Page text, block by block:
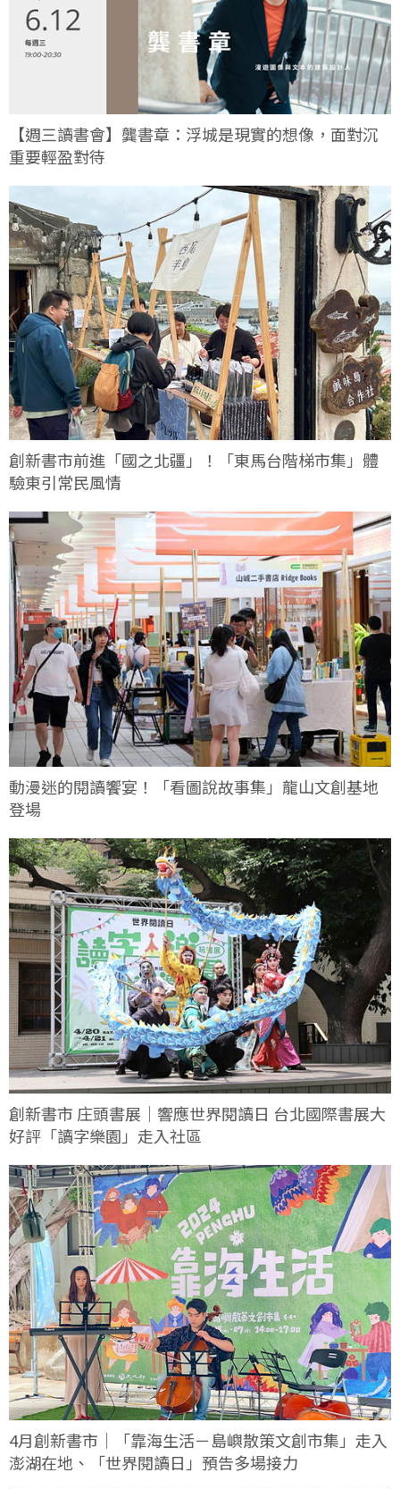
【週三讀書會】龔書章：浮城是現實的想像，面對沉
重要輕盈對待
創新書市前進「國之北疆」！「東馬台階梯市集」體
驗東引常民風情
動漫迷的閱讀饗宴！「看圖說故事集」龍山文創基地
登場
創新書市 庄頭書展｜響應世界閱讀日 台北國際書展大
好評「讀字樂園」走入社區
4月創新書市｜「靠海生活－島嶼散策文創市集」走入
澎湖在地、「世界閱讀日」預告多場接力